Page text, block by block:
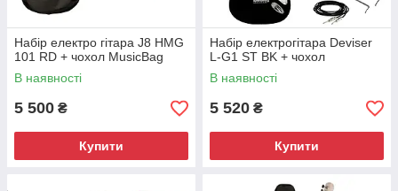
Набір електро гітара J8 HMG
101 RD + чохол MusicBag
В наявності
5 500 ₴
Купити
Набір електрогітара Deviser
L-G1 ST BK + чохол
В наявності
5 520 ₴
Купити